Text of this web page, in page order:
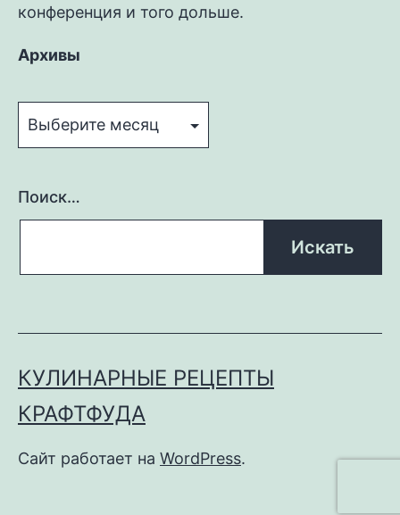
конференция и того дольше.
Архивы
Поиск…
КУЛИНАРНЫЕ РЕЦЕПТЫ
КРАФТФУДА
Сайт работает на WordPress.